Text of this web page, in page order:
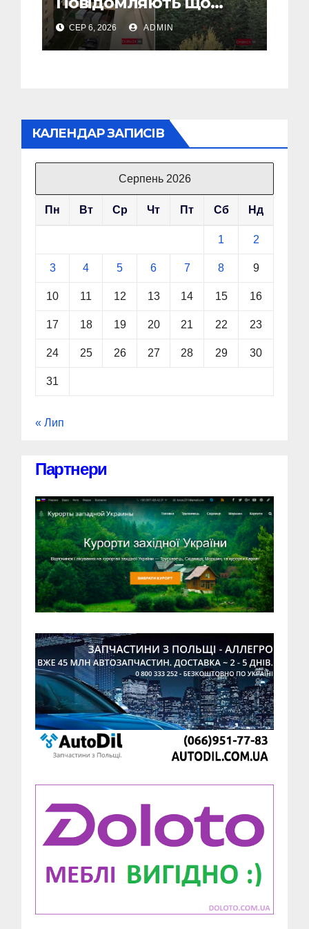
горіло 5 гаражів
(Відео)
СЕР 6, 2026 ADMIN
КАЛЕНДАР ЗАПИСІВ
Серпень 2026
Пн Вт Ср Чт Пт Сб Нд
1 2
3 4 5 6 7 8 9
10 11 12 13 14 15 16
17 18 19 20 21 22 23
24 25 26 27 28 29 30
31
« Лип
Партнери